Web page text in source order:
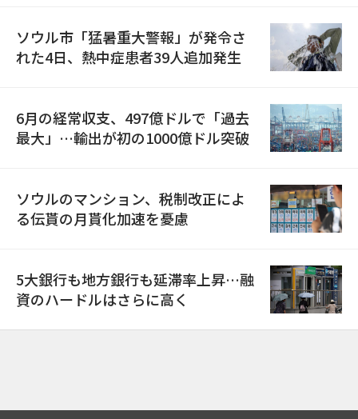
ソウル市「猛暑重大警報」が発令さ
れた4日、熱中症患者39人追加発生
6月の経常収支、497億ドルで「過去
最大」…輸出が初の1000億ドル突破
ソウルのマンション、税制改正によ
る伝貰の月貰化加速を憂慮
5大銀行も地方銀行も延滞率上昇…融
資のハードルはさらに高く